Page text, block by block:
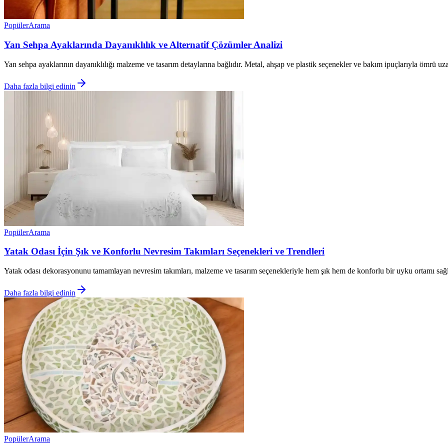
PopülerArama
Yan Sehpa Ayaklarında Dayanıklılık ve Alternatif Çözümler Analizi
Yan sehpa ayaklarının dayanıklılığı malzeme ve tasarım detaylarına bağlıdır. Metal, ahşap ve plastik seçenekler ve bakım ipuçlarıyla ömrü
Daha fazla bilgi edinin
PopülerArama
Yatak Odası İçin Şık ve Konforlu Nevresim Takımları Seçenekleri ve Trendleri
Yatak odası dekorasyonunu tamamlayan nevresim takımları, malzeme ve tasarım seçenekleriyle hem şık hem de konforlu bir uyku ortamı
Daha fazla bilgi edinin
PopülerArama